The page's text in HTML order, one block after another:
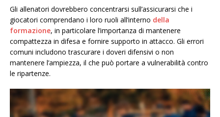
Gli allenatori dovrebbero concentrarsi sull’assicurarsi che i
giocatori comprendano i loro ruoli all’interno della
formazione, in particolare l’importanza di mantenere
compattezza in difesa e fornire supporto in attacco. Gli errori
comuni includono trascurare i doveri difensivi o non
mantenere l’ampiezza, il che può portare a vulnerabilità contro
le ripartenze.